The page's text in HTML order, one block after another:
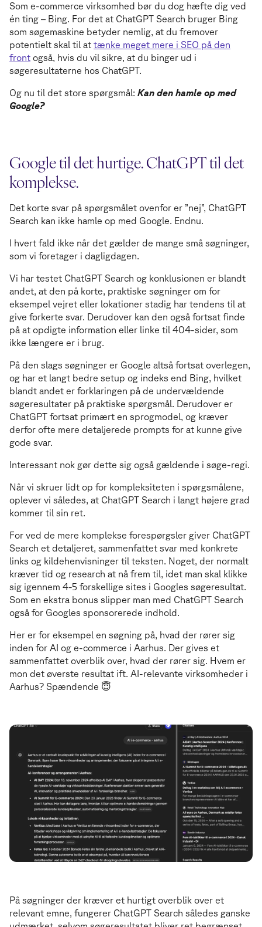
Som e-commerce virksomhed bør du dog hæfte dig ved
én ting – Bing. For det at ChatGPT Search bruger Bing
som søgemaskine betyder nemlig, at du fremover
potentielt skal til at tænke meget mere i SEO på den
front også, hvis du vil sikre, at du binger ud i
søgeresultaterne hos ChatGPT.
Og nu til det store spørgsmål: Kan den hamle op med
Google?
Google til det hurtige. ChatGPT til det
komplekse.
Det korte svar på spørgsmålet ovenfor er ”nej”, ChatGPT
Search kan ikke hamle op med Google. Endnu.
I hvert fald ikke når det gælder de mange små søgninger,
som vi foretager i dagligdagen.
Vi har testet ChatGPT Search og konklusionen er blandt
andet, at den på korte, praktiske søgninger om for
eksempel vejret eller lokationer stadig har tendens til at
give forkerte svar. Derudover kan den også fortsat finde
på at opdigte information eller linke til 404-sider, som
ikke længere er i brug.
På den slags søgninger er Google altså fortsat overlegen,
og har et langt bedre setup og indeks end Bing, hvilket
blandt andet er forklaringen på de undervældende
søgeresultater på praktiske spørgsmål. Derudover er
ChatGPT fortsat primært en sprogmodel, og kræver
derfor ofte mere detaljerede prompts for at kunne give
gode svar.
Interessant nok gør dette sig også gældende i søge-regi.
Når vi skruer lidt op for kompleksiteten i spørgsmålene,
oplever vi således, at ChatGPT Search i langt højere grad
kommer til sin ret.
For ved de mere komplekse forespørgsler giver ChatGPT
Search et detaljeret, sammenfattet svar med konkrete
links og kildehenvisninger til teksten. Noget, der normalt
kræver tid og research at nå frem til, idet man skal klikke
sig igennem 4-5 forskellige sites i Googles søgeresultat.
Som en ekstra bonus slipper man med ChatGPT Search
også for Googles sponsorerede indhold.
Her er for eksempel en søgning på, hvad der rører sig
inden for AI og e-commerce i Aarhus. Der gives et
sammenfattet overblik over, hvad der rører sig. Hvem er
mon det øverste resultat ift. AI-relevante virksomheder i
Aarhus? Spændende 😇
På søgninger der kræver et hurtigt overblik over et
relevant emne, fungerer ChatGPT Search således ganske